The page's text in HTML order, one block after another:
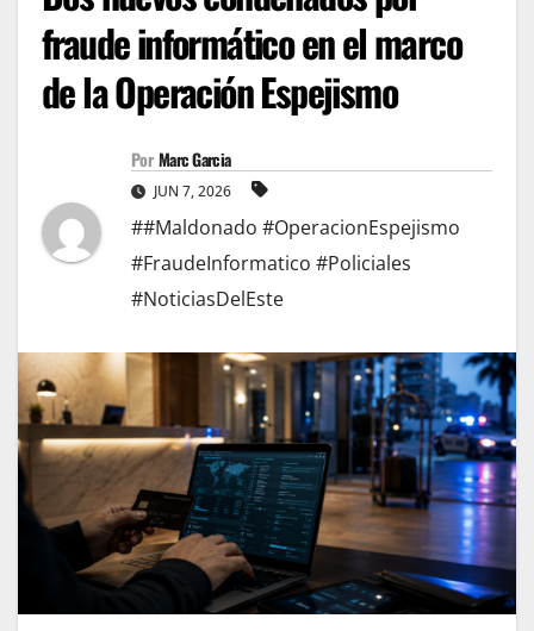
fraude informático en el marco
de la Operación Espejismo
Por Marc Garcia
JUN 7, 2026
##Maldonado #OperacionEspejismo
#FraudeInformatico #Policiales
#NoticiasDelEste